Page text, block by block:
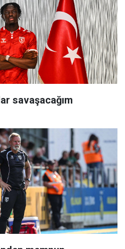
savaşacağım